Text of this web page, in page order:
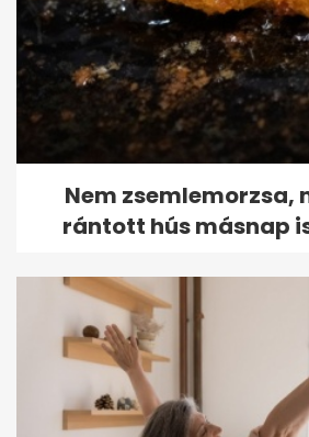
Nem zsemlemorzsa,
rántott hús másnap